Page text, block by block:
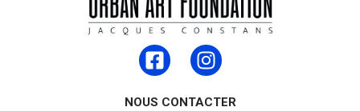
NOUS CONTACTER